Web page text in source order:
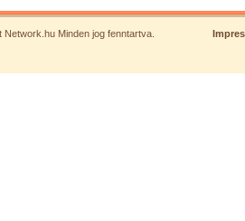
Minden jog fenntartva.